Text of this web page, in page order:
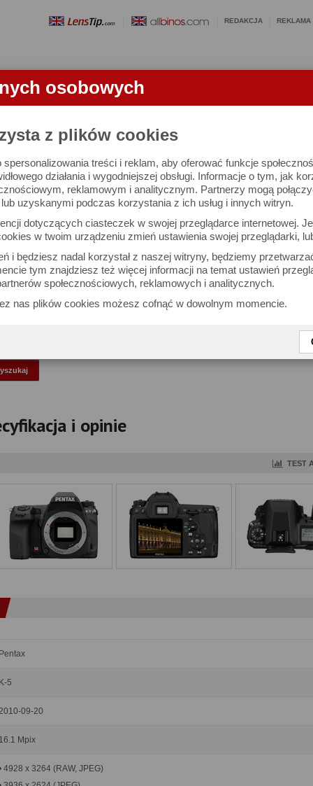
osobowych
z plików cookies
treści i reklam, aby oferować funkcje
działania i wygodniejszej obsługi. Informacje o tym, jak
reklamowym i analitycznym. Partnerzy mogą
uzyskanymi podczas korzystania z ich usług i innych witryn.
dotyczących ciasteczek w swojej przeglądarce internetowej.
w twoim urządzeniu zmień ustawienia swojej przeglądarki,
i będziesz nadal korzystał z naszej witryny, będziemy
tym znajdziesz też więcej informacji na temat ustawień
społecznościowych, reklamowych i analitycznych.
nas plików cookies możesz cofnąć w dowolnym momencie.
REDAKCJA REKLAMA
OBIEKTYWY LORNETKI
się 2455 aparatów i 10741 ocen.
Możesz też zrobić
własne porównanie
Porównaj aparaty
interesujące Cię parametry
i opinie
TEST
5
09-20
Mpix
4928 x 3264 (RAW, JPEG)